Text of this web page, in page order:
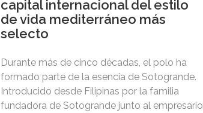
capital internacional del estilo
de vida mediterráneo más
selecto
Durante más de cinco décadas, el polo ha
formado parte de la esencia de Sotogrande.
Introducido desde Filipinas por la familia
fundadora de Sotogrande junto al empresario